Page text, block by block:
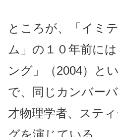
ところが、「イミ
ム」の１０年前に
ング」（2004）と
で、同じカンバー
才物理学者、ステ